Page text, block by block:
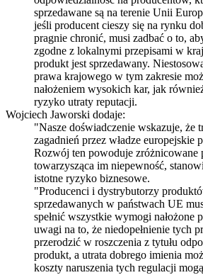
sprzedawane są na terenie Unii
jeśli producent cieszy się na rynku
pragnie chronić, musi zadbać o to,
zgodne z lokalnymi przepisami w
produkt jest sprzedawany.
prawa krajowego w tym zakresie
nałożeniem wysokich kar, jak
ryzyko utraty reputacji.
Wojciech Jaworski dodaje:
"Nasze doświadczenie wskazuje, że
zagadnień przez władze europejskie
Rozwój ten powoduje zróżnicowane
towarzysząca im niepewność,
istotne ryzyko biznesowe.
"Producenci i dystrybutorzy
sprzedawanych w państwach UE
spełnić wszystkie wymogi nałożone
uwagi na to, że niedopełnienie tych
przerodzić w roszczenia z tytułu
produkt, a utrata dobrego imienia
koszty naruszenia tych regulacji